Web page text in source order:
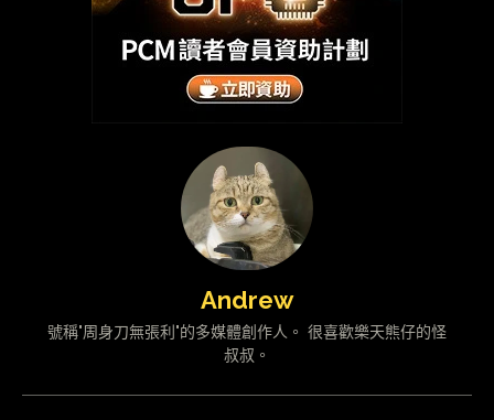
Andrew
號稱"周身刀無張利"的多媒體創作人。 很喜歡樂天熊仔的怪
叔叔。